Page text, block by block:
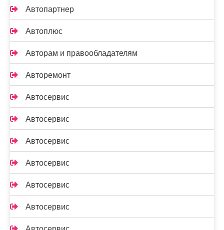
Автопартнер
Автоплюс
Авторам и правообладателям
Авторемонт
Автосервис
Автосервис
Автосервис
Автосервис
Автосервис
Автосервис